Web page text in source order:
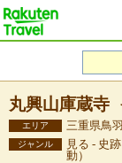
丸興山庫蔵寺
エリア 三重県鳥
ジャンル
見る - 史
動）